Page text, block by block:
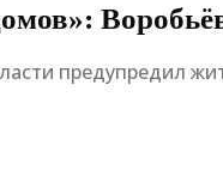
предупредил